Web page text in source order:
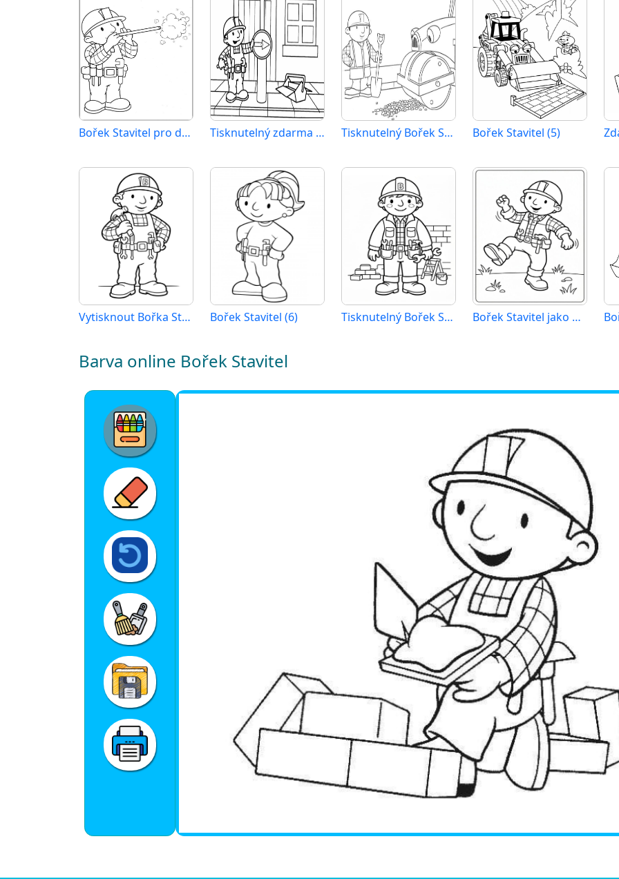
Bořek Stavitel pro děti 5 let Tisknutelný zdarma Bořek Stavitel Tisknutelný Bořek Stavitel zdarma Bořek Stavitel (5)
Vytisknout Bořka Stavitele Bořek Stavitel (6) Tisknutelný Bořek Stavitel Bořek Stavitel jako dárek
Barva online Bořek Stavitel